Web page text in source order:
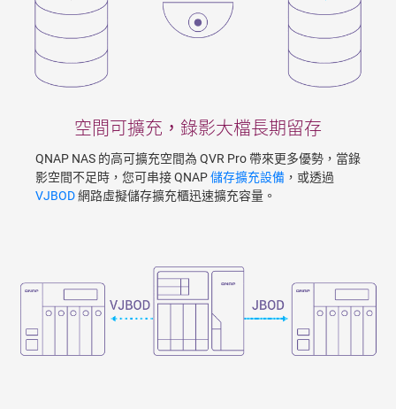
空間可擴充，錄影大檔長期留存
QNAP NAS 的高可擴充空間為 QVR Pro 帶來更多優勢，當錄
影空間不足時，您可串接 QNAP儲存擴充設備 ，或透過
VJBOD網路虛擬儲存擴充櫃迅速擴充容量。